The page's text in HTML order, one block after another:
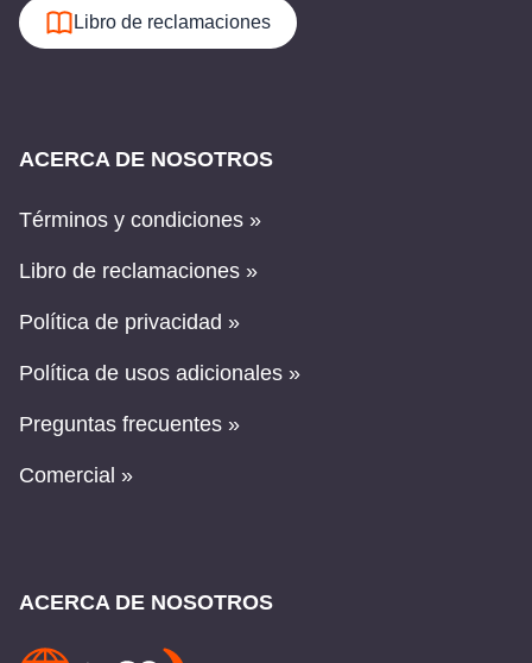
Libro de reclamaciones
ACERCA DE NOSOTROS
Términos y condiciones »
Libro de reclamaciones »
Política de privacidad »
Política de usos adicionales »
Preguntas frecuentes »
Comercial »
ACERCA DE NOSOTROS